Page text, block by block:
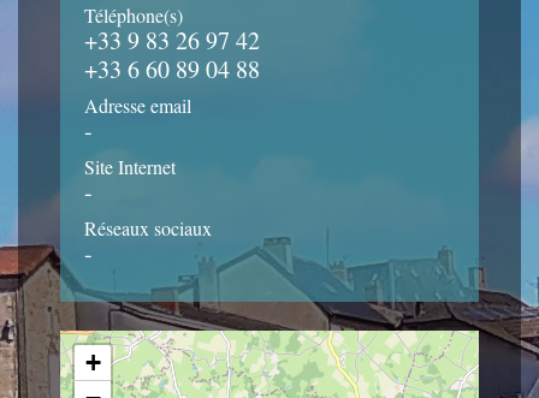
Téléphone(s)
+33 9 83 26 97 42
+33 6 60 89 04 88
Adresse email
-
Site Internet
-
Réseaux sociaux
-
+